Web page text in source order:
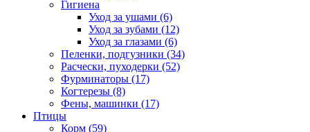
Гигиена
Уход за ушами (6)
Уход за зубами (12)
Уход за глазами (6)
Пеленки, подгузники (34)
Расчески, пуходерки (52)
Фурминаторы (17)
Когтерезы (8)
Фены, машинки (17)
Птицы
Корм (59)